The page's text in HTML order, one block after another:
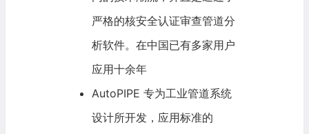
严格的核安全认证审查管道分
析软件。在中国已有多家用户
应用十余年
AutoPIPE 专为工业管道系统
设计所开发，应用标准的